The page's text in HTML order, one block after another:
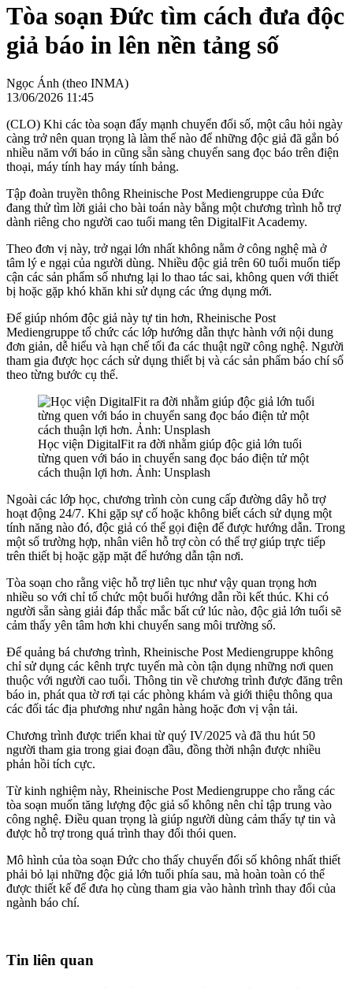
Tòa soạn Đức tìm cách đưa độc
giả báo in lên nền tảng số
Ngọc Ánh (theo INMA)
13/06/2026 11:45
(CLO) Khi các tòa soạn đẩy mạnh chuyển đổi số, một câu hỏi ngày
càng trở nên quan trọng là làm thế nào để những độc giả đã gắn bó
nhiều năm với báo in cũng sẵn sàng chuyển sang đọc báo trên điện
thoại, máy tính hay máy tính bảng.
Tập đoàn truyền thông Rheinische Post Mediengruppe của Đức
đang thử tìm lời giải cho bài toán này bằng một chương trình hỗ trợ
dành riêng cho người cao tuổi mang tên DigitalFit Academy.
Theo đơn vị này, trở ngại lớn nhất không nằm ở công nghệ mà ở
tâm lý e ngại của người dùng. Nhiều độc giả trên 60 tuổi muốn tiếp
cận các sản phẩm số nhưng lại lo thao tác sai, không quen với thiết
bị hoặc gặp khó khăn khi sử dụng các ứng dụng mới.
Để giúp nhóm độc giả này tự tin hơn, Rheinische Post
Mediengruppe tổ chức các lớp hướng dẫn thực hành với nội dung
đơn giản, dễ hiểu và hạn chế tối đa các thuật ngữ công nghệ. Người
tham gia được học cách sử dụng thiết bị và các sản phẩm báo chí số
theo từng bước cụ thể.
Học viện DigitalFit ra đời nhằm giúp độc giả lớn tuổi
từng quen với báo in chuyển sang đọc báo điện tử một
cách thuận lợi hơn. Ảnh: Unsplash
Ngoài các lớp học, chương trình còn cung cấp đường dây hỗ trợ
hoạt động 24/7. Khi gặp sự cố hoặc không biết cách sử dụng một
tính năng nào đó, độc giả có thể gọi điện để được hướng dẫn. Trong
một số trường hợp, nhân viên hỗ trợ còn có thể trợ giúp trực tiếp
trên thiết bị hoặc gặp mặt để hướng dẫn tận nơi.
Tòa soạn cho rằng việc hỗ trợ liên tục như vậy quan trọng hơn
nhiều so với chỉ tổ chức một buổi hướng dẫn rồi kết thúc. Khi có
người sẵn sàng giải đáp thắc mắc bất cứ lúc nào, độc giả lớn tuổi sẽ
cảm thấy yên tâm hơn khi chuyển sang môi trường số.
Để quảng bá chương trình, Rheinische Post Mediengruppe không
chỉ sử dụng các kênh trực tuyến mà còn tận dụng những nơi quen
thuộc với người cao tuổi. Thông tin về chương trình được đăng trên
báo in, phát qua tờ rơi tại các phòng khám và giới thiệu thông qua
các đối tác địa phương như ngân hàng hoặc đơn vị vận tải.
Chương trình được triển khai từ quý IV/2025 và đã thu hút 50
người tham gia trong giai đoạn đầu, đồng thời nhận được nhiều
phản hồi tích cực.
Từ kinh nghiệm này, Rheinische Post Mediengruppe cho rằng các
tòa soạn muốn tăng lượng độc giả số không nên chỉ tập trung vào
công nghệ. Điều quan trọng là giúp người dùng cảm thấy tự tin và
được hỗ trợ trong quá trình thay đổi thói quen.
Mô hình của tòa soạn Đức cho thấy chuyển đổi số không nhất thiết
phải bỏ lại những độc giả lớn tuổi phía sau, mà hoàn toàn có thể
được thiết kế để đưa họ cùng tham gia vào hành trình thay đổi của
ngành báo chí.
Tin liên quan